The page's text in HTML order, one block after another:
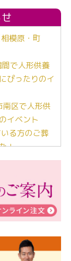
模原・町
間で人形供養
ぴったりのイ
区で人形供
イベント
る方のご葬
！
ンガで学
ウス®町田成
の寄付のご報
家族葬ハウ